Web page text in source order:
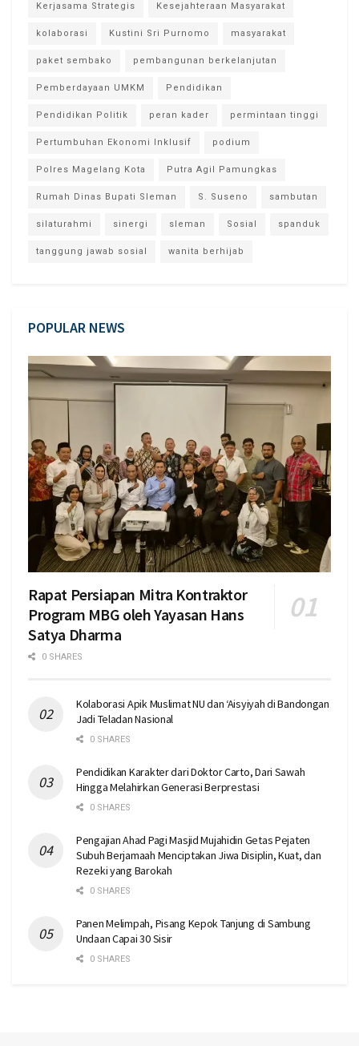
Kerjasama Strategis Kesejahteraan Masyarakat
kolaborasi Kustini Sri Purnomo masyarakat
paket sembako pembangunan berkelanjutan
Pemberdayaan UMKM Pendidikan
Pendidikan Politik peran kader permintaan tinggi
Pertumbuhan Ekonomi Inklusif podium
Polres Magelang Kota Putra Agil Pamungkas
Rumah Dinas Bupati Sleman S. Suseno sambutan
silaturahmi sinergi sleman Sosial spanduk
tanggung jawab sosial wanita berhijab
POPULAR NEWS
Rapat Persiapan Mitra Kontraktor
Program MBG oleh Yayasan Hans
Satya Dharma
0 SHARES
Kolaborasi Apik Muslimat NU dan ‘Aisyiyah di Bandongan
Jadi Teladan Nasional
0 SHARES
Pendidikan Karakter dari Doktor Carto, Dari Sawah
Hingga Melahirkan Generasi Berprestasi
0 SHARES
Pengajian Ahad Pagi Masjid Mujahidin Getas Pejaten
Subuh Berjamaah Menciptakan Jiwa Disiplin, Kuat, dan
Rezeki yang Barokah
0 SHARES
Panen Melimpah, Pisang Kepok Tanjung di Sambung
Undaan Capai 30 Sisir
0 SHARES